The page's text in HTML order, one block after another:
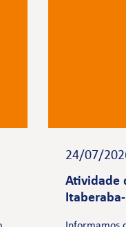
24/07/
Atividade